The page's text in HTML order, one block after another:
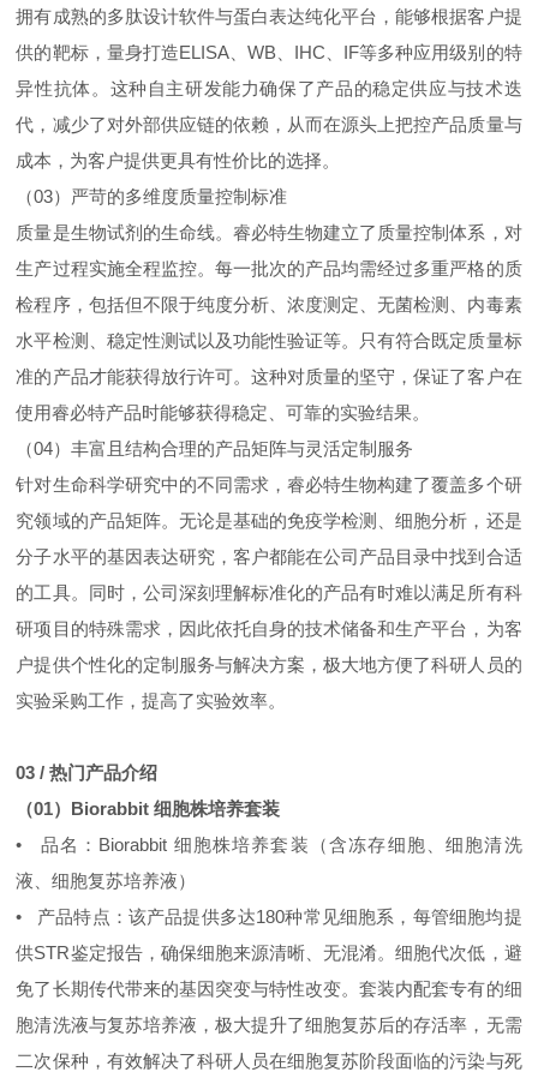
拥有成熟的多肽设计软件与蛋白表达纯化平台，能够根据客户提
供的靶标，量身打造ELISA、WB、IHC、IF等多种应用级别的特
异性抗体。这种自主研发能力确保了产品的稳定供应与技术迭
代，减少了对外部供应链的依赖，从而在源头上把控产品质量与
成本，为客户提供更具有性价比的选择。
（03）严苛的多维度质量控制标准
质量是生物试剂的生命线。睿必特生物建立了质量控制体系，对
生产过程实施全程监控。每一批次的产品均需经过多重严格的质
检程序，包括但不限于纯度分析、浓度测定、无菌检测、内毒素
水平检测、稳定性测试以及功能性验证等。只有符合既定质量标
准的产品才能获得放行许可。这种对质量的坚守，保证了客户在
使用睿必特产品时能够获得稳定、可靠的实验结果。
（04）丰富且结构合理的产品矩阵与灵活定制服务
针对生命科学研究中的不同需求，睿必特生物构建了覆盖多个研
究领域的产品矩阵。无论是基础的免疫学检测、细胞分析，还是
分子水平的基因表达研究，客户都能在公司产品目录中找到合适
的工具。同时，公司深刻理解标准化的产品有时难以满足所有科
研项目的特殊需求，因此依托自身的技术储备和生产平台，为客
户提供个性化的定制服务与解决方案，极大地方便了科研人员的
实验采购工作，提高了实验效率。
03 / 热门产品介绍
（01）Biorabbit 细胞株培养套装
• 品名：Biorabbit 细胞株培养套装（含冻存细胞、细胞清洗
液、细胞复苏培养液）
• 产品特点：该产品提供多达180种常见细胞系，每管细胞均提
供STR鉴定报告，确保细胞来源清晰、无混淆。细胞代次低，避
免了长期传代带来的基因突变与特性改变。套装内配套专有的细
胞清洗液与复苏培养液，极大提升了细胞复苏后的存活率，无需
二次保种，有效解决了科研人员在细胞复苏阶段面临的污染与死